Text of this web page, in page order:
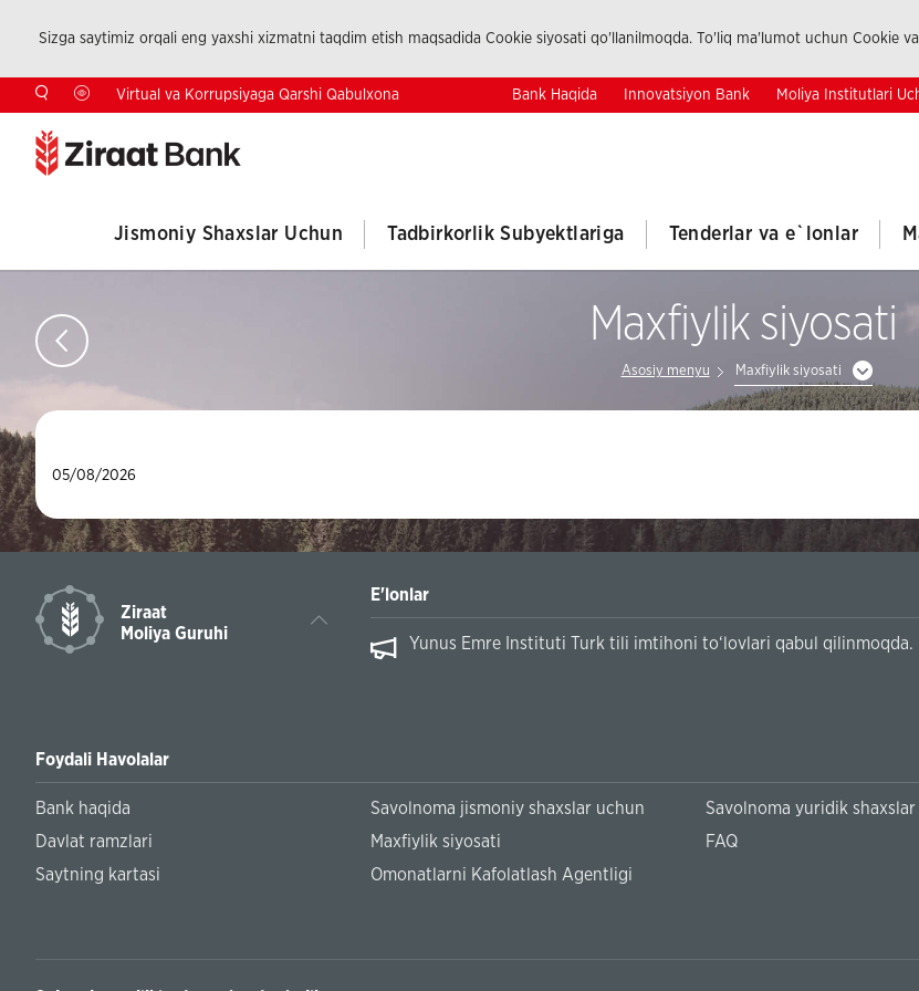
Sizga saytimiz orqali eng yaxshi xizmatni taqdim etish maqsadida Cookie siyosati qo'llanilmoqda. To'liq ma'lumot uchun Cookie
Virtual va Korrupsiyaga Qarshi Qabulxona Bank Haqida Innovatsiyon Bank Moliya Institutlari
Jismoniy Shaxslar Uchun Tadbirkorlik Subyektlariga Tenderlar va e`lonlar
Maxfiylik siyosati
Asosiy menyu Maxfiylik siyosati
05/08/2026
Ziraat
Moliya Guruhi
E'lonlar
Yunus Emre Instituti Turk tili imtihoni to‘lovlari qabul qilinmoqda.
Foydali Havolalar
Bank haqida Savolnoma jismoniy shaxslar uchun
Savolnoma yuridik
Davlat ramzlari
Maxfiylik siyosati
FAQ
Saytning kartasi
Omonatlarni Kafolatlash Agentligi